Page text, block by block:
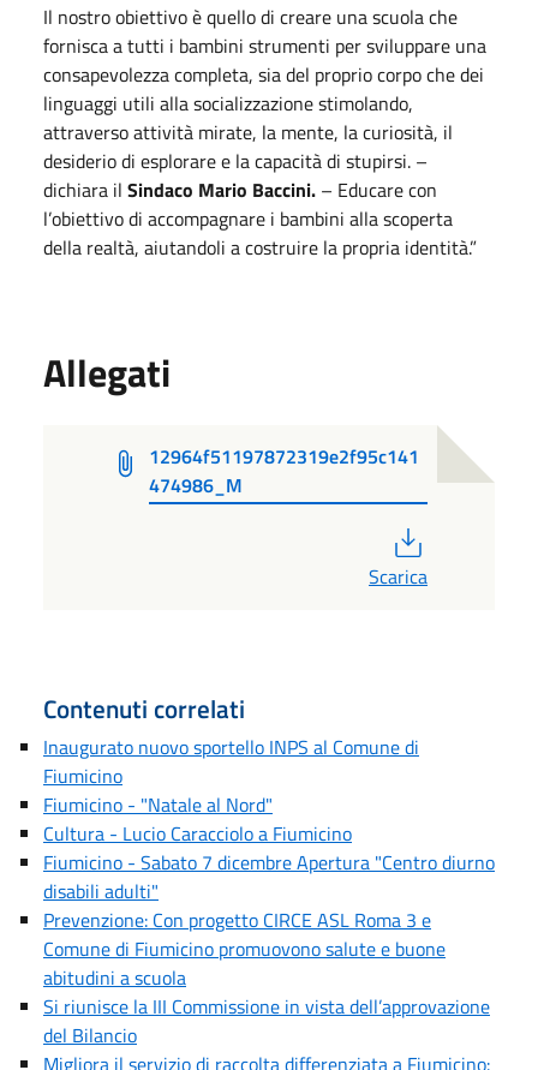
Il nostro obiettivo è quello di creare una scuola che
fornisca a tutti i bambini strumenti per sviluppare una
consapevolezza completa, sia del proprio corpo che dei
linguaggi utili alla socializzazione stimolando,
attraverso attività mirate, la mente, la curiosità, il
desiderio di esplorare e la capacità di stupirsi. –
dichiara il Sindaco Mario Baccini. – Educare con
l’obiettivo di accompagnare i bambini alla scoperta
della realtà, aiutandoli a costruire la propria identità.”
Allegati
12964f51197872319e2f95c141
474986_M
Scarica
Contenuti correlati
Inaugurato nuovo sportello INPS al Comune di
Fiumicino
Fiumicino - "Natale al Nord"
Cultura - Lucio Caracciolo a Fiumicino
Fiumicino - Sabato 7 dicembre Apertura "Centro diurno
disabili adulti"
Prevenzione: Con progetto CIRCE ASL Roma 3 e
Comune di Fiumicino promuovono salute e buone
abitudini a scuola
Si riunisce la III Commissione in vista dell’approvazione
del Bilancio
Migliora il servizio di raccolta differenziata a Fiumicino: